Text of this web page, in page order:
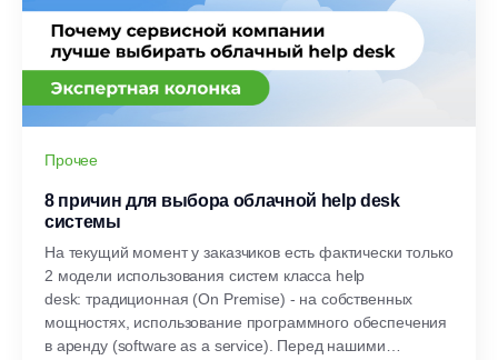
Прочее
8 причин для выбора облачной help desk
системы
На текущий момент у заказчиков есть фактически только
2 модели использования систем класса help
desk: традиционная (On Premise) - на собственных
мощностях, использование программного обеспечения
в аренду (software as a service). Перед нашими